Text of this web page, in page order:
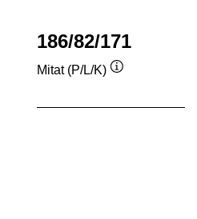
186/82/171
Mitat (P/L/K)